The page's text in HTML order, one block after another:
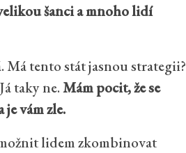
šanci a mnoho lidí
Má tento stát jasnou strategii?
taky ne.Mám pocit, že se
vám zle.
lidem zkombinovat